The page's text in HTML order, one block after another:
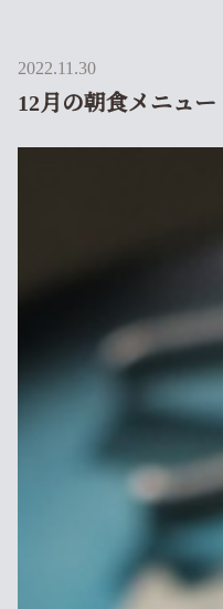
2022.11.30
12月の朝食メニュー